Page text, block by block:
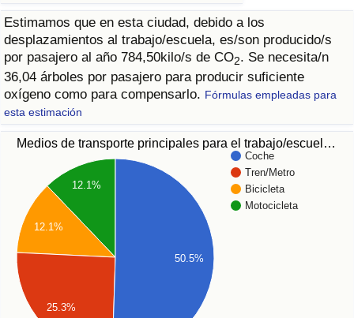
Estimamos que en esta ciudad, debido a los
desplazamientos al trabajo/escuela, es/son producido/s
por pasajero al año 784,50kilo/s de CO2. Se necesita/n
36,04 árboles por pasajero para producir suficiente
oxígeno como para compensarlo. Fórmulas empleadas para
esta estimación
Medios de transporte principales para el trabajo/escuel…
Coche
Tren/Metro
Bicicleta
Motocicleta
12.1%
12.1%
25.3%
50.5%
en aqaba
Delincuencia
Calificación del Índice de Criminalidad
(Actual)
Índice de criminalidad por país
Sanidad
Índice de Sanidad (Actual)
Índice de Sanidad